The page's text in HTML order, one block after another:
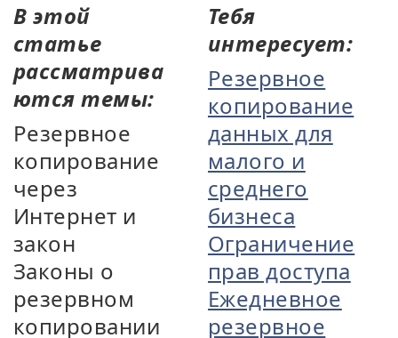
В этой
статье
рассматрива
ются темы:
Резервное
копирование
через
Интернет и
закон
Законы о
резервном
копировании
Тебя
интересует:
Резервное
копирование
данных для
малого и
среднего
бизнеса
Ограничение
прав доступа
Ежедневное
резервное